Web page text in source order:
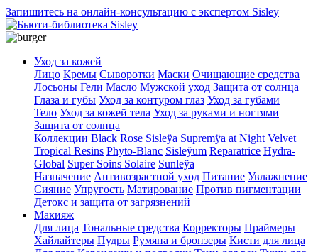
Запишитесь на онлайн-консультацию с экспертом Sisley
Уход за кожей
Лицо Кремы Сыворотки Маски Очищающие средства
Лосьоны Гели Масло Мужской уход Защита от солнца
Глаза и губы Уход за контуром глаз Уход за губами
Тело Уход за кожей тела Уход за руками и ногтями
Защита от солнца
Коллекции Black Rose Sisleÿa Supremÿa at Night Velvet
Tropical Resins Phyto-Blanc Sisleÿum Reparatrice Hydra-
Global Super Soins Solaire Sunleÿa
Назначение Антивозрастной уход Питание Увлажнение
Сияние Упругость Матирование Против пигментации
Детокс и защита от загрязнений
Макияж
Для лица Тональные средства Корректоры Праймеры
Хайлайтеры Пудры Румяна и бронзеры Кисти для лица